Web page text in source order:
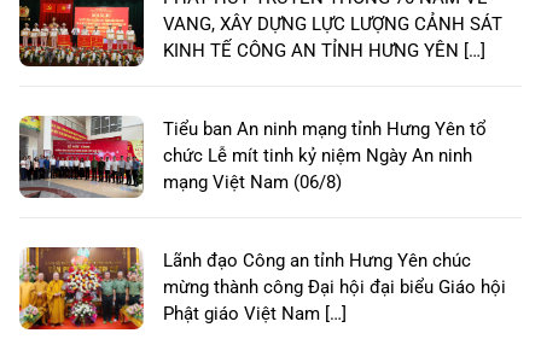
VANG, XÂY DỰNG LỰC LƯỢNG CẢNH SÁT
KINH TẾ CÔNG AN TỈNH HƯNG YÊN […]
Tiểu ban An ninh mạng tỉnh Hưng Yên tổ
chức Lễ mít tinh kỷ niệm Ngày An ninh
mạng Việt Nam (06/8)
Lãnh đạo Công an tỉnh Hưng Yên chúc
mừng thành công Đại hội đại biểu Giáo hội
Phật giáo Việt Nam […]